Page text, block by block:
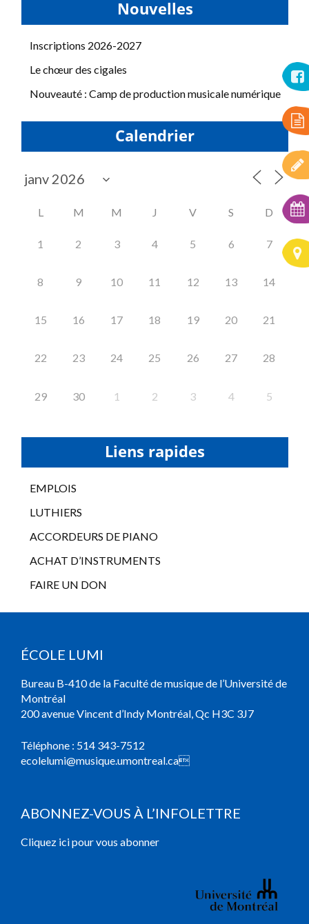
Nouvelles
Inscriptions 2026-2027
Le chœur des cigales
Nouveauté : Camp de production musicale numérique
Calendrier
L M M J V S D
1 2 3 4 5 6 7
8 9 10 11 12 13 14
15 16 17 18 19 20 21
22 23 24 25 26 27 28
29 30 1 2 3 4 5
Liens rapides
EMPLOIS
LUTHIERS
ACCORDEURS DE PIANO
ACHAT D’INSTRUMENTS
FAIRE UN DON
ÉCOLE LUMI
Bureau B-410 de la Faculté de musique de l’Université de
Montréal
200 avenue Vincent d’Indy Montréal, Qc H3C 3J7
Téléphone : 514 343-7512
ecolelumi@musique.umontreal.ca
ABONNEZ-VOUS À L’INFOLETTRE
Cliquez ici pour vous abonner